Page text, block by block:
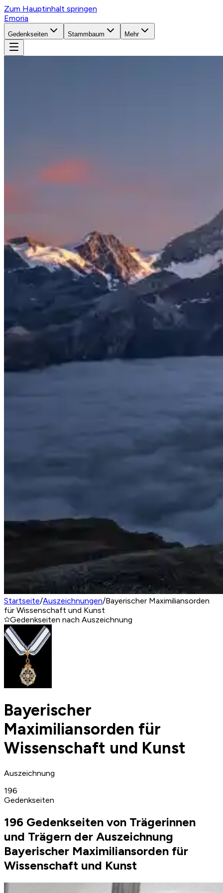
Zum Hauptinhalt springen
Emoria
Gedenkseiten Stammbaum Mehr
Startseite/Auszeichnungen/Bayerischer Maximiliansorden
für Wissenschaft und Kunst
Gedenkseiten nach Auszeichnung
Bayerischer
Maximiliansorden für
Wissenschaft und Kunst
Auszeichnung
196
Gedenkseiten
196 Gedenkseiten von Trägerinnen
und Trägern der Auszeichnung
Bayerischer Maximiliansorden für
Wissenschaft und Kunst